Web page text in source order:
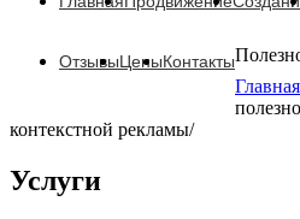
ОтзывыЦеныКонтакты
Главная
контекстной рекламы/
Услуги